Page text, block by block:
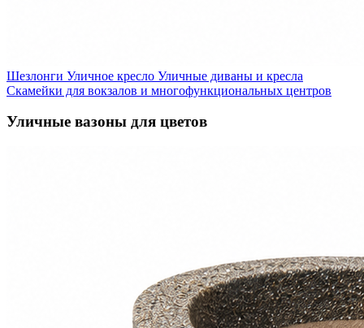
Шезлонги Уличное кресло Уличные диваны и кресла
Скамейки для вокзалов и многофункциональных центров
Уличные вазоны для цветов